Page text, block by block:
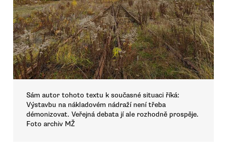
Sám autor tohoto textu k současné situaci říká:
Výstavbu na nákladovém nádraží není třeba
démonizovat. Veřejná debata jí ale rozhodně prospěje.
Foto archiv MŽ